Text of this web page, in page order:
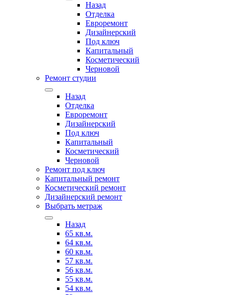
Назад
Отделка
Евроремонт
Дизайнерский
Под ключ
Капитальный
Косметический
Черновой
Ремонт студии
Назад
Отделка
Евроремонт
Дизайнерский
Под ключ
Капитальный
Косметический
Черновой
Ремонт под ключ
Капитальный ремонт
Косметический ремонт
Дизайнерский ремонт
Выбрать метраж
Назад
65 кв.м.
64 кв.м.
60 кв.м.
57 кв.м.
56 кв.м.
55 кв.м.
54 кв.м.